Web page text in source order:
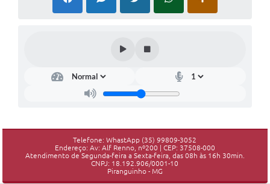
Telefone: WhastApp (35) 99809-3052
Endereço: Av: Alf Renno, nº200 | CEP: 37508-000
Atendimento de Segunda-feira a Sexta-feira, das 08h às 16h 30min.
CNPJ: 18.192.906/0001-10
Piranguinho - MG